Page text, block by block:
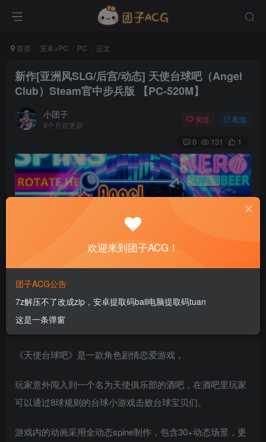
首页 安卓+PC PC 正文
新作[亚洲风SLG/后宫/动态] 天使台球吧（Angel
Club）Steam官中步兵版 【PC-520M】
小团子
8个月前更新
关注 私信
0 131 1
关于此游戏
《天使台球吧》是一款角色剧情恋爱游戏，
玩家意外闯入到一个名为天使俱乐部的酒吧，在酒吧里玩家
可以通过8球规则的台球小游戏击败台球宝贝们。
游戏内的动画采用全动态spine制作，包含30+动态场景，更
欢迎来到团子ACG！
团子ACG公告
7z解压不了改成zip，安卓提取码bail电脑提取码tuan
这是一条弹窗